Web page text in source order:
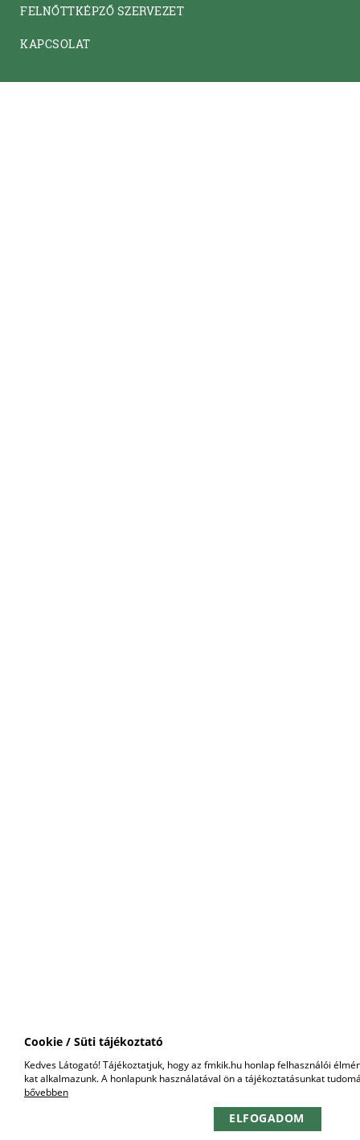
Cookie / Süti tájékoztató
Kedves Látogató! Tájékoztatjuk, hogy az fmkik.hu honlap felhasználói
kat alkalmazunk. A honlapunk használatával ön a tájékoztatásunkat
bővebben
ELFOGADOM
FELNŐTTKÉPZŐ SZERVEZET
KAPCSOLAT